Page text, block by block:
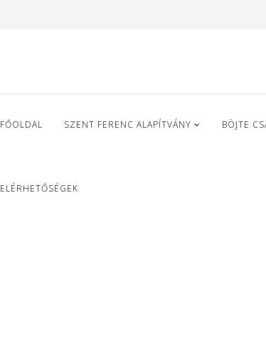
FŐOLDAL SZENT FERENC ALAPÍTVÁNY BÖJTE
ELÉRHETŐSÉGEK